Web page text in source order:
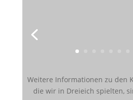
Weitere Informationen zu den
die wir in Dreieich spielten,